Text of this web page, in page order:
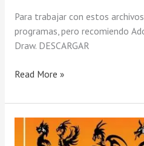
Para trabajar con estos
programas, pero recomiendo
Draw. DESCARGAR
Read More »
Descargar
Tatuajes